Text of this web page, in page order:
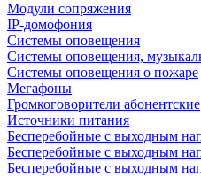
Модули сопряжения
IP-домофония
Системы оповещения
Системы оповещения,
Системы оповещения о пожаре
Мегафоны
Громкоговорители абонентские
Источники питания
Бесперебойные с выходным
Бесперебойные с выходным
Бесперебойные с выходным